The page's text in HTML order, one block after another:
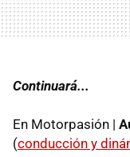
Continuará...
En Motorpasión |
(conducción y